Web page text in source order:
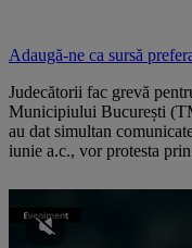
Adaugă-ne ca sursă
Judecătorii fac grevă
Municipiului București
au dat simultan
iunie a.c., vor protesta